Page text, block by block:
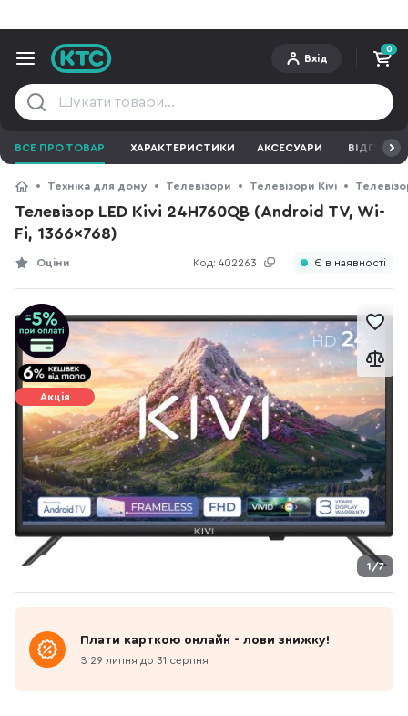
Вхід
0
ВСЕ ПРО ТОВАР ХАРАКТЕРИСТИКИ АКСЕСУАРИ ВІДГУКИ
Техніка для дому Телевізори Телевізори Kivi
Телевізор LED Kivi 24H760QB (Android TV, Wi-
Fi, 1366x768)
Код: 402263
Оціни Є в наявності
1/7
Акція
Плати карткою онлайн - лови знижку!
З 29 липня до 31 серпня